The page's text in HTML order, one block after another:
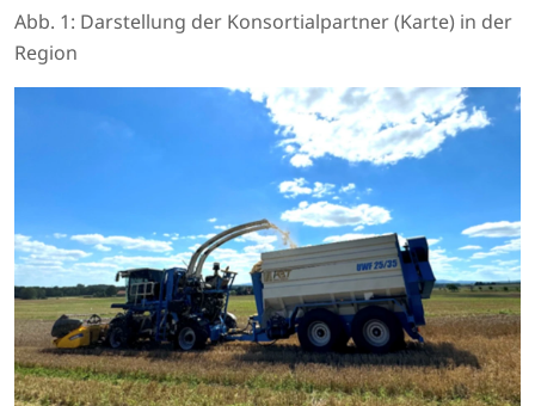
Abb. 1: Darstellung der Konsortialpartner (Karte) in der
Region